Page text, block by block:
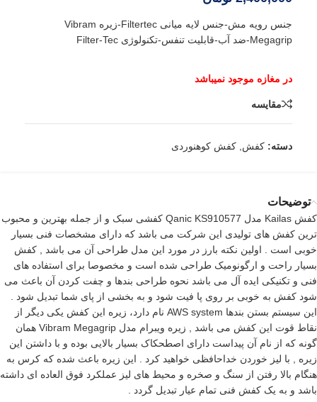
جنس رویه مش-جنس لایه میانی Filtertec-زیره Vibram
Megagrip-ضد آب-قابلیت تنفس-تکنولوژی Filter-Tec
مقایسه
دسته: کفش کفش کوهنوردی
توضیحات
کفش Kailas مدل Qanic KS910577 کفشی سبک و از جمله بهترین و محبوب
ترین کفش های تولیدی این شرکت می باشد که دارای مشخصات فنی بسیار
خوبی است . اولین نکته بارز در مورد این مدل طراحی آن می باشد , کفش
بسیار راحت و ارگونومیک طراحی شده است و مخصوصا برای استفاده های
فنی و تکنیکی ایده آل می باشد نحوه طراحی بندها و چفت کردن آن باعث می
شود کفش به خوبی بر روی پا فیت شود و به بخشی از پای شما تبدیل شود .
این سیستم بستن بندها AWS system نام دارد، زیره این کفش یکی دیگر از
نقاط قوت این کفش می باشد , زیره ویبرام مدل Vibram Megagrip همان
گونه که از نام آن پیداست دارای اصطحکاک بسیار بالایی بوده و با داشتن این
زیره , با لیز خوردن خداحافظی خواهید کرد . این زیره باعث شده که کرس به
هنگام بالا رفتن از سنگ و صخره و محیط های لیز عملکرد فوق العاده ای داشته
باشد و به یک کفش فنی تمام عیار تبدیل گردد .